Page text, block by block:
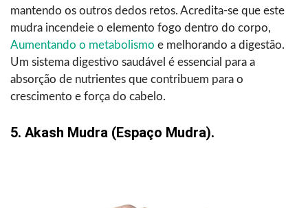
mantendo os outros dedos retos. Acredita-se que este
mudra incendeie o elemento fogo dentro do corpo,
Aumentando o metabolismo e melhorando a digestão.
Um sistema digestivo saudável é essencial para a
absorção de nutrientes que contribuem para o
crescimento e força do cabelo.
5. Akash Mudra (espaço Mudra).